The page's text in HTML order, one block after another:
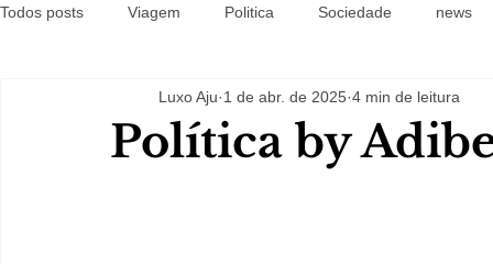
Todos posts Viagem Politica Sociedade news
Política by
Luxo Aju 1 de abr. de 2025 4 min de leitura